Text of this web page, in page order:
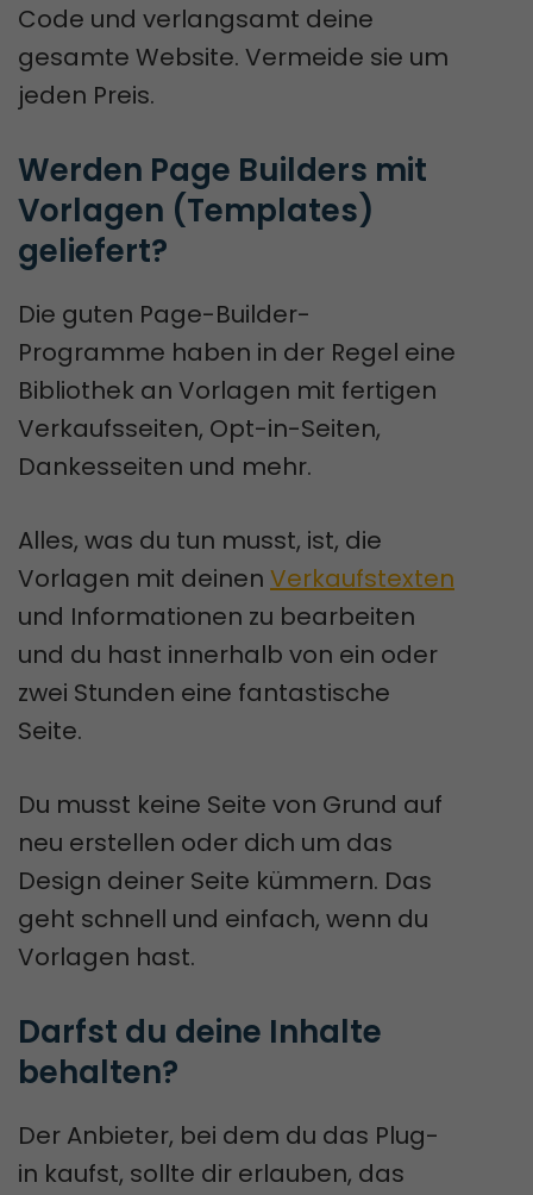
Code und verlangsamt deine
gesamte Website. Vermeide sie um
jeden Preis.
Werden Page Builders mit
Vorlagen (Templates)
geliefert?
Die guten Page-Builder-
Programme haben in der Regel eine
Bibliothek an Vorlagen mit fertigen
Verkaufsseiten, Opt-in-Seiten,
Dankesseiten und mehr.
Alles, was du tun musst, ist, die
Vorlagen mit deinen Verkaufstexten
und Informationen zu bearbeiten
und du hast innerhalb von ein oder
zwei Stunden eine fantastische
Seite.
Du musst keine Seite von Grund auf
neu erstellen oder dich um das
Design deiner Seite kümmern. Das
geht schnell und einfach, wenn du
Vorlagen hast.
Darfst du deine Inhalte
behalten?
Der Anbieter, bei dem du das Plug-
in kaufst, sollte dir erlauben, das